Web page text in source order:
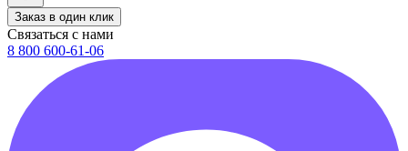
Заказ в один клик
Связаться с нами
8 800 600-61-06